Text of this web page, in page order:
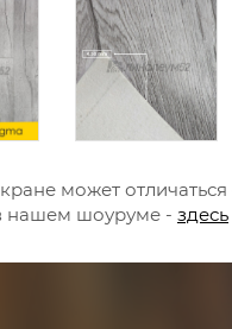
может
нашем шоуруме - здесь